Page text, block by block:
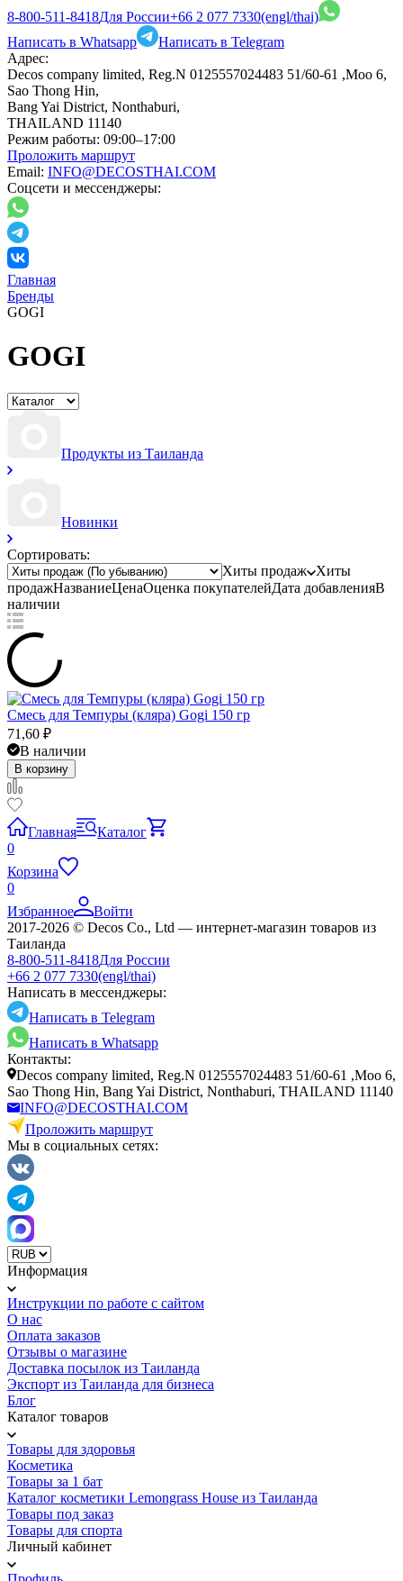
8-800-511-8418Для России+66 2 077 7330(engl/thai)
Написать в Whatsapp
Написать в Telegram
Адрес:
Decos company limited, Reg.N 0125557024483 51/60-61 ,Moo 6,
Sao Thong Hin,
Bang Yai District, Nonthaburi,
THAILAND 11140
Режим работы: 09:00–17:00
Проложить маршрут
Email: INFO@DECOSTHAI.COM
Соцсети и мессенджеры:
Главная
Бренды
GOGI
GOGI
Продукты из Таиланда
Новинки
Сортировать:
Хиты продаж
Хиты
продажНазваниеЦенаОценка покупателейДата добавленияВ
наличии
Смесь для Темпуры (кляра) Gogi 150 гр
71,60 ₽
В наличии
В корзину
Главная
Каталог
0
Корзина
0
Избранное
Войти
2017-2026 © Decos Co., Ltd — интернет-магазин товаров из
Таиланда
8-800-511-8418Для России
+66 2 077 7330(engl/thai)
Написать в мессенджеры:
Написать в Telegram
Написать в Whatsapp
Контакты:
Decos company limited, Reg.N 0125557024483 51/60-61 ,Moo 6,
Sao Thong Hin, Bang Yai District, Nonthaburi, THAILAND 11140
INFO@DECOSTHAI.COM
Проложить маршрут
Мы в социальных сетях:
Информация
Инструкции по работе с сайтом
О нас
Оплата заказов
Отзывы о магазине
Доставка посылок из Таиланда
Экспорт из Таиланда для бизнеса
Блог
Каталог товаров
Товары для здоровья
Косметика
Товары за 1 бат
Каталог косметики Lemongrass House из Таиланда
Товары под заказ
Товары для спорта
Личный кабинет